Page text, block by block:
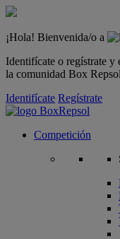
¡Hola! Bienvenida/o a
Identifícate o regístrate y
la comunidad Box
Identifícate Regístrate
Competición